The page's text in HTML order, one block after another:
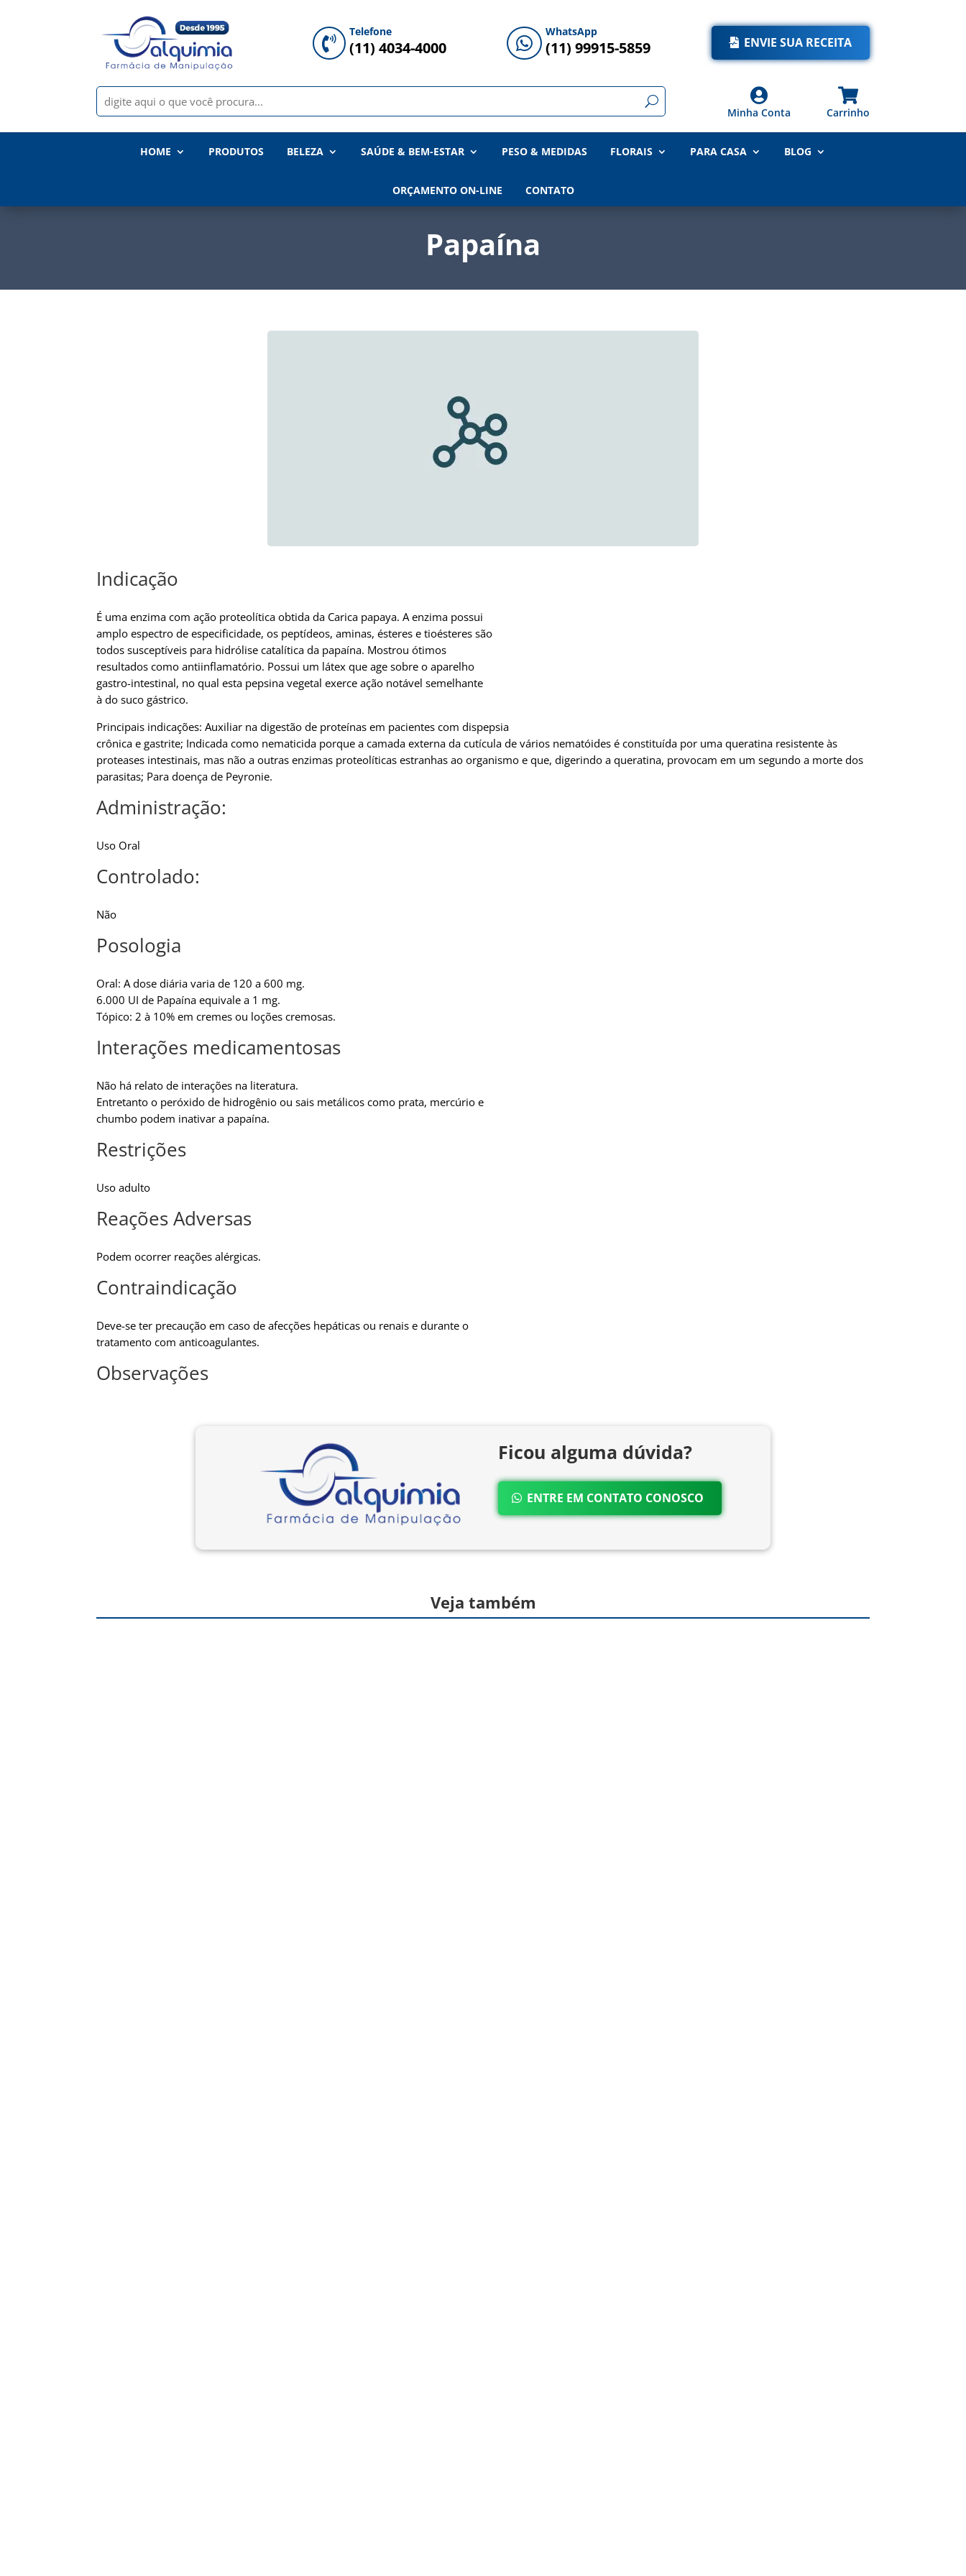

Telefone
(11) 4034-4000 
WhatsApp
(11) 99915-5859 ENVIE SUA RECEITA

Minha Conta

Carrinho
HOME PRODUTOS BELEZA SAÚDE & BEM-ESTAR PESO & MEDIDAS FLORAIS PARA CASA BLOG
ORÇAMENTO ON-LINE CONTATO
Papaína
Indicação
É uma enzima com ação proteolítica obtida da Carica papaya. A enzima possui
amplo espectro de especificidade, os peptídeos, aminas, ésteres e tioésteres são
todos susceptíveis para hidrólise catalítica da papaína. Mostrou ótimos
resultados como antiinflamatório. Possui um látex que age sobre o aparelho
gastro-intestinal, no qual esta pepsina vegetal exerce ação notável semelhante
à do suco gástrico.
Principais indicações: Auxiliar na digestão de proteínas em pacientes com dispepsia
crônica e gastrite; Indicada como nematicida porque a camada externa da cutícula de vários nematóides é constituída por uma queratina resistente às
proteases intestinais, mas não a outras enzimas proteolíticas estranhas ao organismo e que, digerindo a queratina, provocam em um segundo a morte dos
parasitas; Para doença de Peyronie.
Administração:
Uso Oral
Controlado:
Não
Posologia
Oral: A dose diária varia de 120 a 600 mg.
6.000 UI de Papaína equivale a 1 mg.
Tópico: 2 à 10% em cremes ou loções cremosas.
Interações medicamentosas
Não há relato de interações na literatura.
Entretanto o peróxido de hidrogênio ou sais metálicos como prata, mercúrio e
chumbo podem inativar a papaína.
Restrições
Uso adulto
Reações Adversas
Podem ocorrer reações alérgicas.
Contraindicação
Deve-se ter precaução em caso de afecções hepáticas ou renais e durante o
tratamento com anticoagulantes.
Observações
Ficou alguma dúvida?
ENTRE EM CONTATO CONOSCO
Veja também